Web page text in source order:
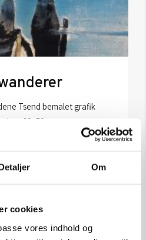
Om
cookies
vores indhold og
Tsend bemalet grafik
60×50